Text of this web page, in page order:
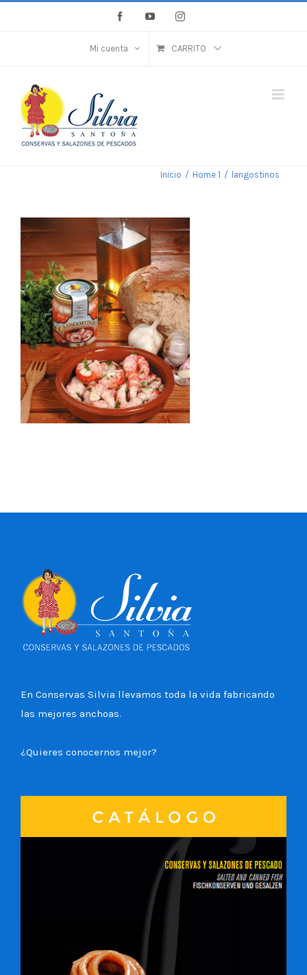
FacebookYouTubeInstagram
Mi cuenta CARRITO
Inicio / Home 1 / langostinos
En Conservas Silvia llevamos toda la vida fabricando
las mejores anchoas.
¿Quieres conocernos mejor?